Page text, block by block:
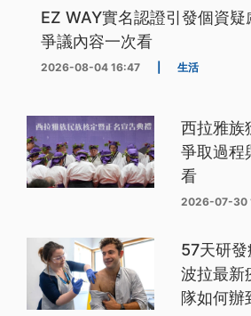
EZ WAY實名認證引發個資疑
爭議內容一次看
2026-08-04 16:47 生活
西拉雅族
爭取過程
看
2026-07-30
57天研
波拉最新
隊如何辦